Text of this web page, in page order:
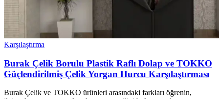
Karşılaştırma
Burak Çelik Borulu Plastik Raflı Dolap ve TOKKO
Güçlendirilmiş Çelik Yorgan Hurcu Karşılaştırması
Burak Çelik ve TOKKO ürünleri arasındaki farkları öğrenin,